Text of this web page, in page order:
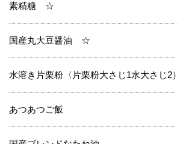
素精糖 ☆
国産丸大豆醤油 ☆
水溶き片栗粉〈片栗粉大さじ1水大さじ2）
あつあつご飯